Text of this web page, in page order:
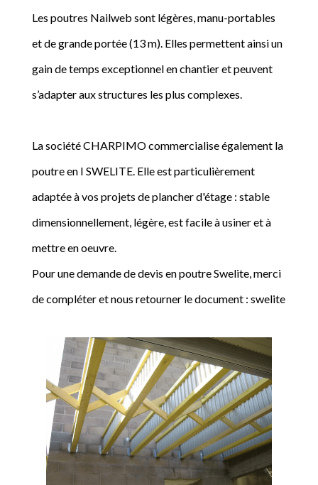
Les poutres Nailweb sont légères, manu-portables
et de grande portée (13 m). Elles permettent ainsi un
gain de temps exceptionnel en chantier et peuvent
s’adapter aux structures les plus complexes.
La société CHARPIMO commercialise également la
poutre en I SWELITE. Elle est particulièrement
adaptée à vos projets de plancher d'étage : stable
dimensionnellement, légère, est facile à usiner et à
mettre en oeuvre.
Pour une demande de devis en poutre Swelite, merci
de compléter et nous retourner le document : swelite